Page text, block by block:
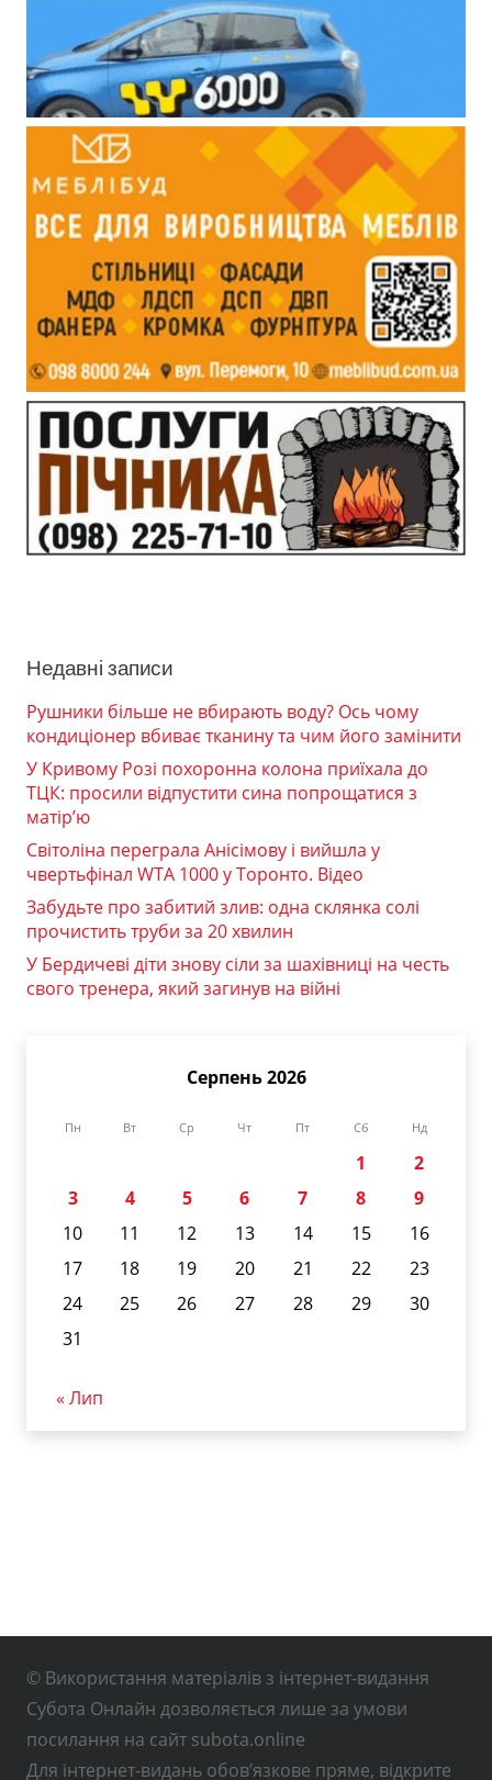
Недавні записи
Рушники більше не вбирають воду? Ось чому
кондиціонер вбиває тканину та чим його замінити
У Кривому Розі похоронна колона приїхала до
ТЦК: просили відпустити сина попрощатися з
матір’ю
Світоліна переграла Анісімову і вийшла у
чвертьфінал WTA 1000 у Торонто. Відео
Забудьте про забитий злив: одна склянка солі
прочистить труби за 20 хвилин
У Бердичеві діти знову сіли за шахівниці на честь
свого тренера, який загинув на війні
Серпень 2026
Пн Вт Ср Чт Пт Сб Нд
1
2
3
4 5 6 7 8
9
10
11 12 13 14 15
16
17
18 19 20 21 22
23
24
25 26 27 28 29
30
31
« Лип
© Використання матеріалів з інтернет-видання
Субота Онлайн дозволяється лише за умови
посилання на сайт subota.online
Для інтернет-видань обов’язкове пряме, відкрите